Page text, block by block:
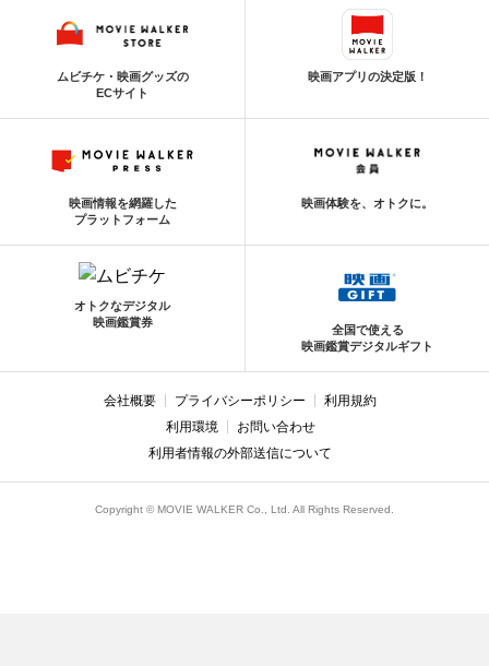
ムビチケ・映画グッズの
ECサイト
映画アプリの決定版！
映画情報を網羅した
プラットフォーム
映画体験を、オトクに。
オトクなデジタル
映画鑑賞券
全国で使える
映画鑑賞デジタルギフト
会社概要 プライバシーポリシー
利用規約
利用環境
お問い合わせ
利用者情報の外部送信について
Copyright © MOVIE WALKER Co., Ltd. All Rights Reserved.